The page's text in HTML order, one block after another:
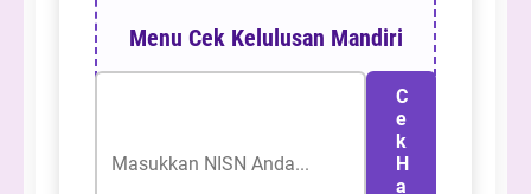
Menu Cek Kelulusan Mandiri
C
e
k
H
a